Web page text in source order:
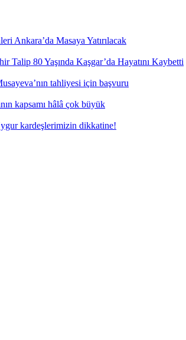
Ankara’da Masaya Yatırılacak
Talip 80 Yaşında Kaşgar’da Hayatını Kaybetti
tahliyesi için başvuru
kapsamı hâlâ çok büyük
kardeşlerimizin dikkatine!